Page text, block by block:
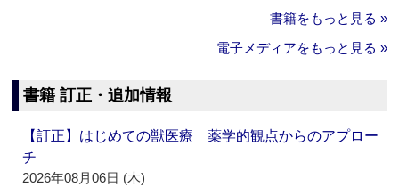
書籍をもっと見る »
電子メディアをもっと見る »
書籍 訂正・追加情報
【訂正】はじめての獣医療 薬学的観点からのアプロー
チ
2026年08月06日 (木)